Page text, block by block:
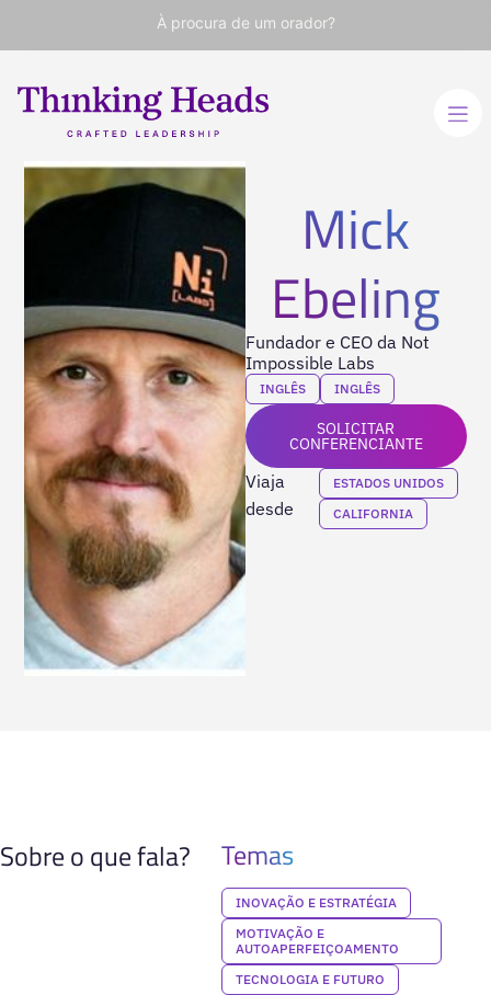
À procura de um orador?
Mick
Ebeling
Fundador e CEO da Not
Impossible Labs
INGLÊS INGLÊS
SOLICITAR
CONFERENCIANTE
Viaja
desde
ESTADOS UNIDOS
CALIFORNIA
Sobre o que fala? Temas
INOVAÇÃO E ESTRATÉGIA
MOTIVAÇÃO E
AUTOAPERFEIÇOAMENTO
TECNOLOGIA E FUTURO